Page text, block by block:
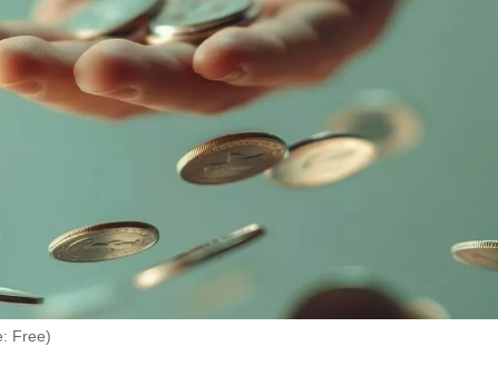
Free)